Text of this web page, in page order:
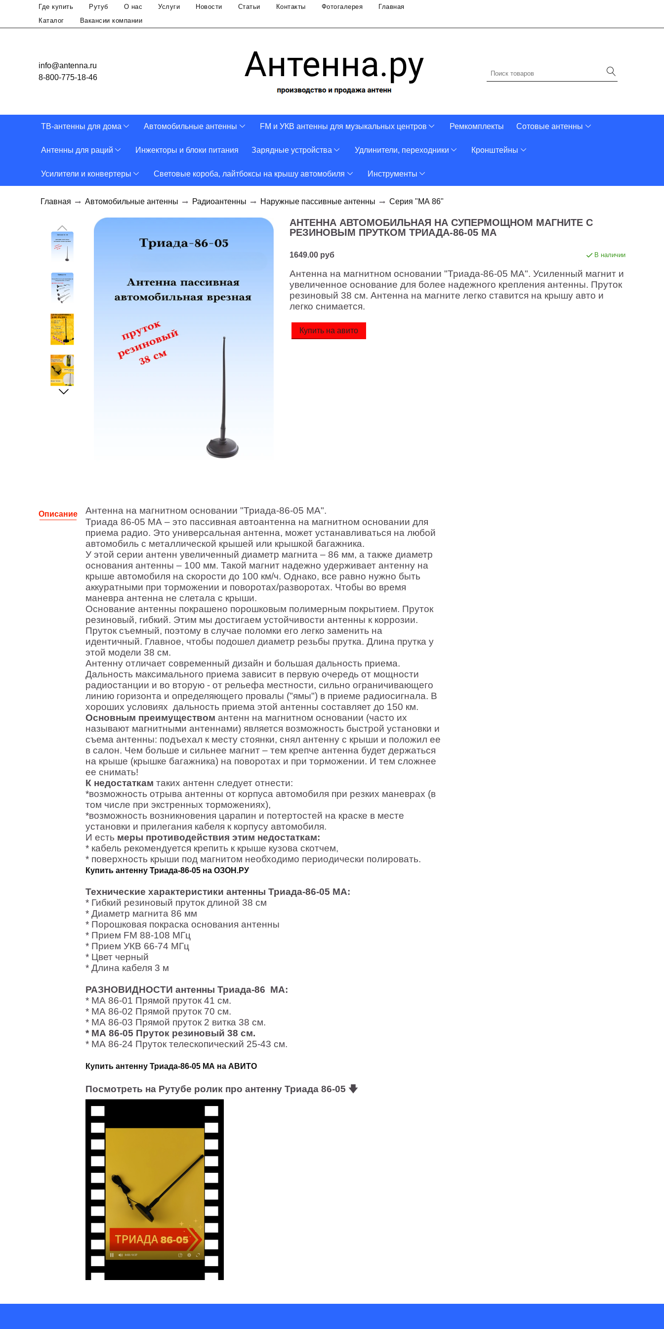
Где купить Рутуб О нас Услуги Новости Статьи Контакты Фотогалерея
Главная
Каталог
Вакансии компании
info@antenna.ru
8-800-775-18-46
ТВ-антенны для дома Автомобильные антенны FM и УКВ антенны для музыкальных центров Ремкомплекты Сотовые антенны
Антенны для раций Инжекторы и блоки питания Зарядные устройства Удлинители, переходники Кронштейны
Усилители и конвертеры Световые короба, лайтбоксы на крышу автомобиля Инструменты
Главная Автомобильные антенны Радиоантенны Наружные пассивные антенны Серия "МА 86"
АНТЕННА АВТОМОБИЛЬНАЯ НА СУПЕРМОЩНОМ МАГНИТЕ С
РЕЗИНОВЫМ ПРУТКОМ ТРИАДА-86-05 МА
1649.00 руб В наличии
Антенна на магнитном основании "Триада-86-05 МА". Усиленный магнит и
увеличенное основание для более надежного крепления антенны. Пруток
резиновый 38 см. Антенна на магните легко ставится на крышу авто и
легко снимается.
Купить на авито
Описание
Антенна на магнитном основании "Триада-86-05 МА".
Триада 86-05 МА – это пассивная автоантенна на магнитном основании для
приема радио. Это универсальная антенна, может устанавливаться на любой
автомобиль с металлической крышей или крышкой багажника.
У этой серии антенн увеличенный диаметр магнита – 86 мм, а также диаметр
основания антенны – 100 мм. Такой магнит надежно удерживает антенну на
крыше автомобиля на скорости до 100 км/ч. Однако, все равно нужно быть
аккуратными при торможении и поворотах/разворотах. Чтобы во время
маневра антенна не слетала с крыши.
Основание антенны покрашено порошковым полимерным покрытием. Пруток
резиновый, гибкий. Этим мы достигаем устойчивости антенны к коррозии.
Пруток съемный, поэтому в случае поломки его легко заменить на
идентичный. Главное, чтобы подошел диаметр резьбы прутка. Длина прутка у
этой модели 38 см.
Антенну отличает современный дизайн и большая дальность приема.
Дальность максимального приема зависит в первую очередь от мощности
радиостанции и во вторую - от рельефа местности, сильно ограничивающего
линию горизонта и определяющего провалы ("ямы") в приеме радиосигнала. В
хороших условиях дальность приема этой антенны составляет до 150 км.
Основным преимуществом антенн на магнитном основании (часто их
называют магнитными антеннами) является возможность быстрой установки и
съема антенны: подъехал к месту стоянки, снял антенну с крыши и положил ее
в салон. Чем больше и сильнее магнит – тем крепче антенна будет держаться
на крыше (крышке багажника) на поворотах и при торможении. И тем сложнее
ее снимать!
К недостаткам таких антенн следует отнести:
*возможность отрыва антенны от корпуса автомобиля при резких маневрах (в
том числе при экстренных торможениях),
*возможность возникновения царапин и потертостей на краске в месте
установки и прилегания кабеля к корпусу автомобиля.
И есть меры противодействия этим недостаткам:
* кабель рекомендуется крепить к крыше кузова скотчем,
* поверхность крыши под магнитом необходимо периодически полировать.
Купить антенну Триада-86-05 на ОЗОН.РУ
Технические характеристики антенны Триада-86-05 МА:
* Гибкий резиновый пруток длиной 38 см
* Диаметр магнита 86 мм
* Порошковая покраска основания антенны
* Прием FM 88-108 МГц
* Прием УКВ 66-74 МГц
* Цвет черный
* Длина кабеля 3 м
РАЗНОВИДНОСТИ антенны Триада-86 МА:
* МА 86-01 Прямой пруток 41 см.
* МА 86-02 Прямой пруток 70 см.
* МА 86-03 Прямой пруток 2 витка 38 см.
* МА 86-05 Пруток резиновый 38 см.
* МА 86-24 Пруток телескопический 25-43 см.
Купить антенну Триада-86-05 МА на АВИТО
Посмотреть на Рутубе ролик про антенну Триада 86-05 🡇